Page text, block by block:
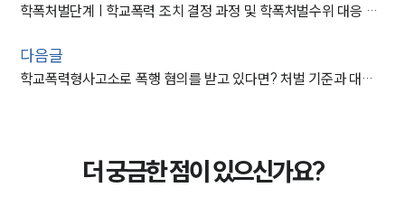
학폭처벌단계 | 학교폭력 조치 결정 과정 및 학폭처벌수위 대응 가이드
다음글
학교폭력형사고소로 폭행 혐의를 받고 있다면? 처벌 기준과 대응 방법
더 궁금한 점이 있으신가요?